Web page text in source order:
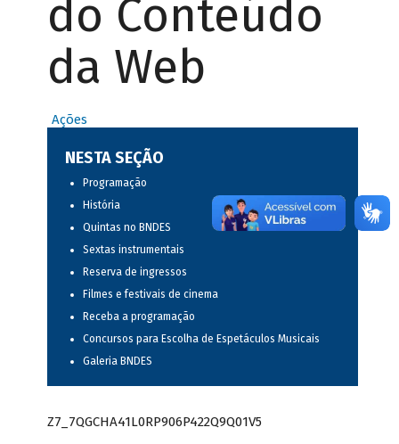
do Conteúdo
da Web
Ações
NESTA SEÇÃO
Programação
História
Quintas no BNDES
Sextas instrumentais
Reserva de ingressos
Filmes e festivais de cinema
Receba a programação
Concursos para Escolha de Espetáculos Musicais
Galeria BNDES
Z7_7QGCHA41L0RP906P422Q9Q01V5